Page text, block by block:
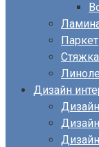
Паркет
Дизайн